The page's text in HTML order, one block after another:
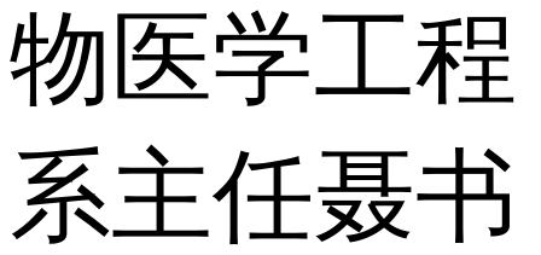
物医学工程
系主任聂书